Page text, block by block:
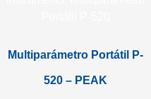
Multiparámetro Portátil P-
520 – PEAK